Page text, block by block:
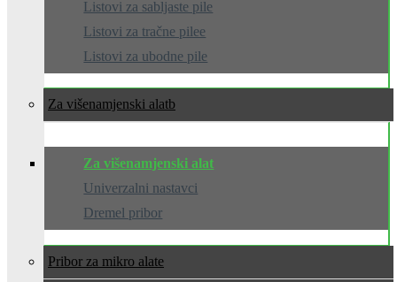
Listovi za sabljaste pile
Listovi za tračne pilee
Listovi za ubodne pile
Za višenamjenski alat
Za višenamjenski alat
Univerzalni nastavci
Dremel pribor
Pribor za mikro alate